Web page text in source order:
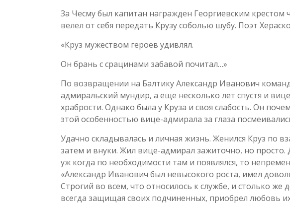
За Чесму был капитан награжден Георгиевским крестом
велел от себя передать Крузу соболью шубу. Поэт
«Круз мужеством героев удивлял.
Он брань с срацинами забавой почитал…»
По возвращении на Балтику Александр Иванович
адмиральский мундир, а еще несколько лет спустя и
храбрости. Однако была у Круза и своя слабость. Он
этой особенностью вице-адмирала за глаза
Удачно складывалась и личная жизнь. Женился Круз
затем и внуки. Жил вице-адмирал зажиточно, но
уж когда по необходимости там и появлялся, то
«Александр Иванович был невысокого роста, имел
Строгий во всем, что относилось к службе, и столько
всегда защищая своих подчиненных, приобрел любовь